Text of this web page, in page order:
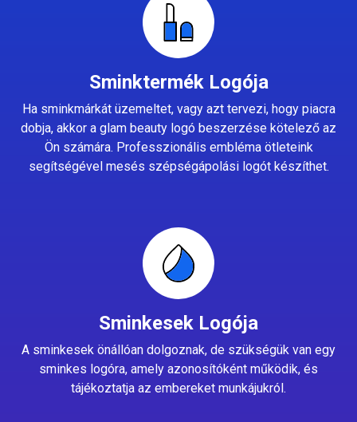
Sminktermék Logója
Ha sminkmárkát üzemeltet, vagy azt tervezi, hogy piacra
dobja, akkor a glam beauty logó beszerzése kötelező az
Ön számára. Professzionális embléma ötleteink
segítségével mesés szépségápolási logót készíthet.
Sminkesek Logója
A sminkesek önállóan dolgoznak, de szükségük van egy
sminkes logóra, amely azonosítóként működik, és
tájékoztatja az embereket munkájukról.